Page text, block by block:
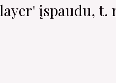
įspaudu, t.